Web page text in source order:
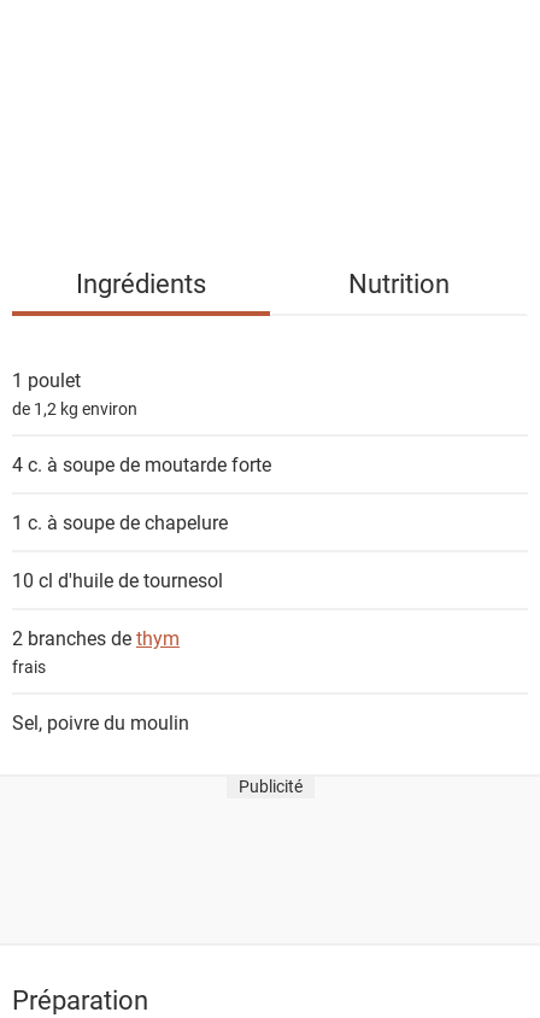
e
n
s
Ingrédients Nutrition
1 poulet
de 1,2 kg environ
4 c. à soupe de moutarde forte
1 c. à soupe dechapelure
10 cl d'huile de tournesol
2 branches dethym
frais
Sel, poivre du moulin
Publicité
Préparation